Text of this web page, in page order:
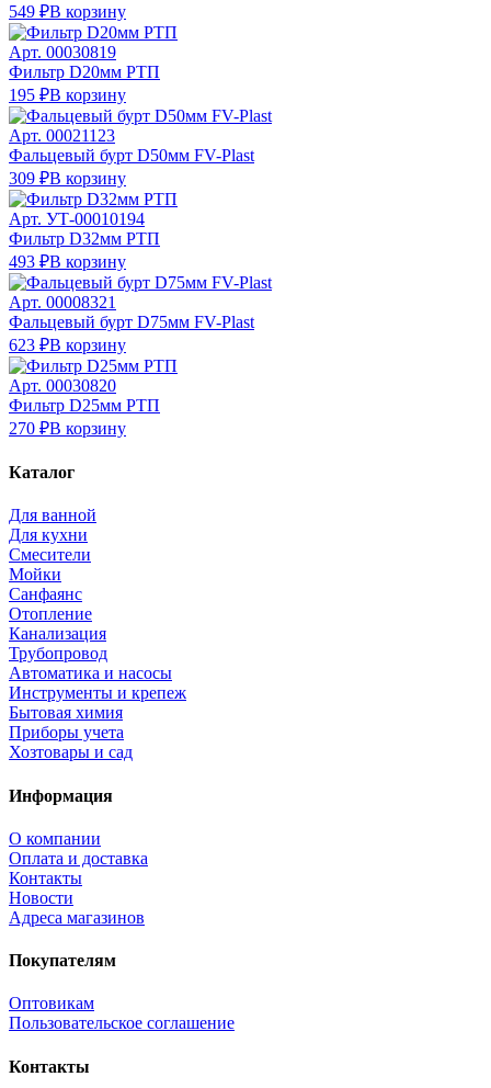
549 ₽В корзину
Арт. 00030819
Фильтр D20мм РТП
195 ₽В корзину
Арт. 00021123
Фальцевый бурт D50мм FV-Plast
309 ₽В корзину
Арт. УТ-00010194
Фильтр D32мм РТП
493 ₽В корзину
Арт. 00008321
Фальцевый бурт D75мм FV-Plast
623 ₽В корзину
Арт. 00030820
Фильтр D25мм РТП
270 ₽В корзину
Каталог
Для ванной
Для кухни
Смесители
Мойки
Санфаянс
Отопление
Канализация
Трубопровод
Автоматика и насосы
Инструменты и крепеж
Бытовая химия
Приборы учета
Хозтовары и сад
Информация
О компании
Оплата и доставка
Контакты
Новости
Адреса магазинов
Покупателям
Оптовикам
Пользовательское соглашение
Контакты